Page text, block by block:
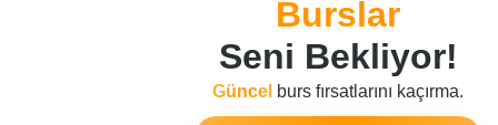
Burslar
Seni Bekliyor!
Güncel burs fırsatlarını kaçırma.